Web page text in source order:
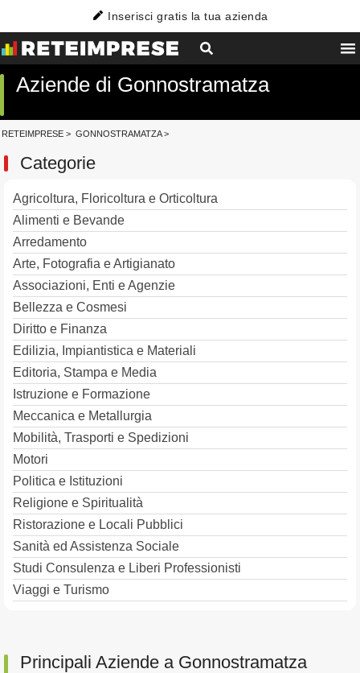
Inserisci gratis la tua azienda
Aziende di Gonnostramatza
RETEIMPRESE > GONNOSTRAMATZA>
Categorie
Agricoltura, Floricoltura e Orticoltura
Alimenti e Bevande
Arredamento
Arte, Fotografia e Artigianato
Associazioni, Enti e Agenzie
Bellezza e Cosmesi
Diritto e Finanza
Edilizia, Impiantistica e Materiali
Editoria, Stampa e Media
Istruzione e Formazione
Meccanica e Metallurgia
Mobilità, Trasporti e Spedizioni
Motori
Politica e Istituzioni
Religione e Spiritualità
Ristorazione e Locali Pubblici
Sanità ed Assistenza Sociale
Studi Consulenza e Liberi Professionisti
Viaggi e Turismo
Principali Aziende a Gonnostramatza